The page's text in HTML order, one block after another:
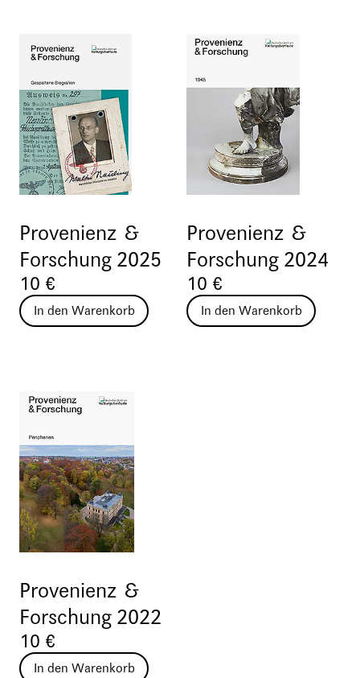
Provenienz &
Forschung 2025
10 €
In den Warenkorb
Provenienz &
Forschung 2024
10 €
In den Warenkorb
Provenienz &
Forschung 2022
10 €
In den Warenkorb